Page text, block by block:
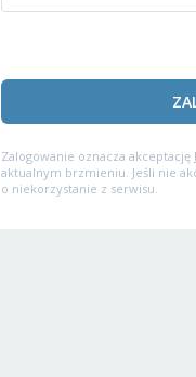
Zalogowanie oznacza akceptację
aktualnym brzmieniu. Jeśli nie
o niekorzystanie z serwisu.